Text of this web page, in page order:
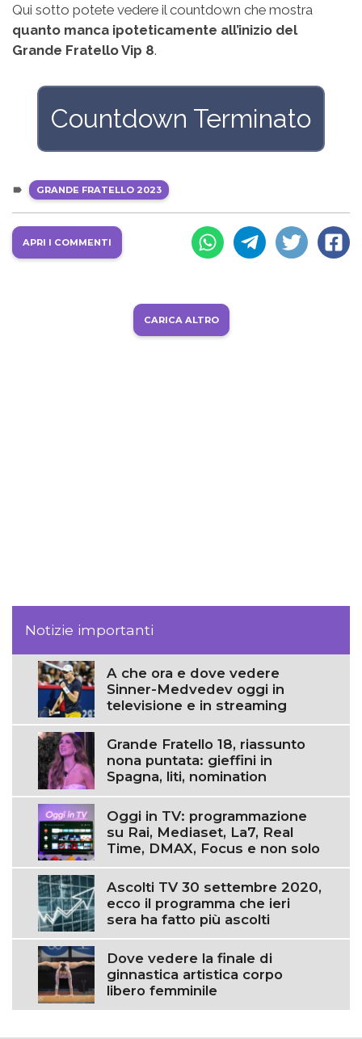
Qui sotto potete vedere il countdown che mostra
quanto manca ipoteticamente all’inizio del
Grande Fratello Vip 8.
Countdown Terminato
GRANDE FRATELLO 2023
APRI I COMMENTI
CARICA ALTRO
Notizie importanti
A che ora e dove vedere
Sinner-Medvedev oggi in
televisione e in streaming
Grande Fratello 18, riassunto
nona puntata: gieffini in
Spagna, liti, nomination
Oggi in TV: programmazione
su Rai, Mediaset, La7, Real
Time, DMAX, Focus e non solo
Ascolti TV 30 settembre 2020,
ecco il programma che ieri
sera ha fatto più ascolti
Dove vedere la finale di
ginnastica artistica corpo
libero femminile